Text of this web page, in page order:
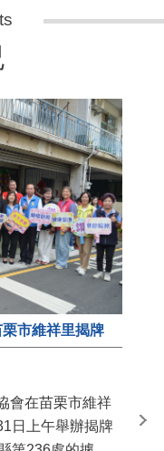
市維祥里揭牌
會在苗栗市維祥
日上午舉辦揭牌
苗